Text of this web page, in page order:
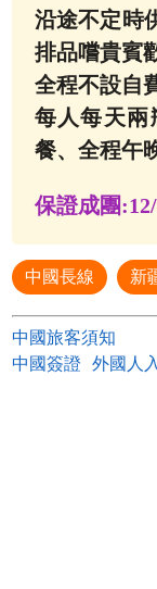
沿途不定時
排品嚐貴賓
全程不設自
每人每天兩
餐、全程午
保證成團:
中國長線 新
中國旅客須知
中國簽證
外國人